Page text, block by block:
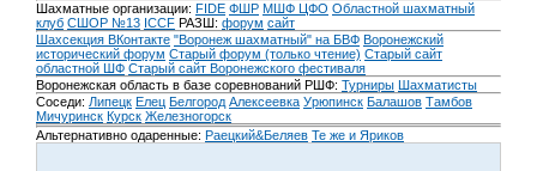
Шахматные организации: FIDE ФШР МШФ ЦФО Областной шахматный
клуб СШОР №13 ICCF РАЗШ: форум сайт
Шахсекция ВКонтакте "Воронеж шахматный" на БВФ Воронежский
исторический форум Cтарый форум (только чтение) Старый сайт
областной ШФ Старый сайт Воронежского фестиваля
Воронежская область в базе соревнований РШФ: Турниры Шахматисты
Соседи: Липецк Елец Белгород Алексеевка Урюпинск Балашов Тамбов
Мичуринск Курск Железногорск
Альтернативно одаренные: Раецкий&Беляев Те же и Яриков